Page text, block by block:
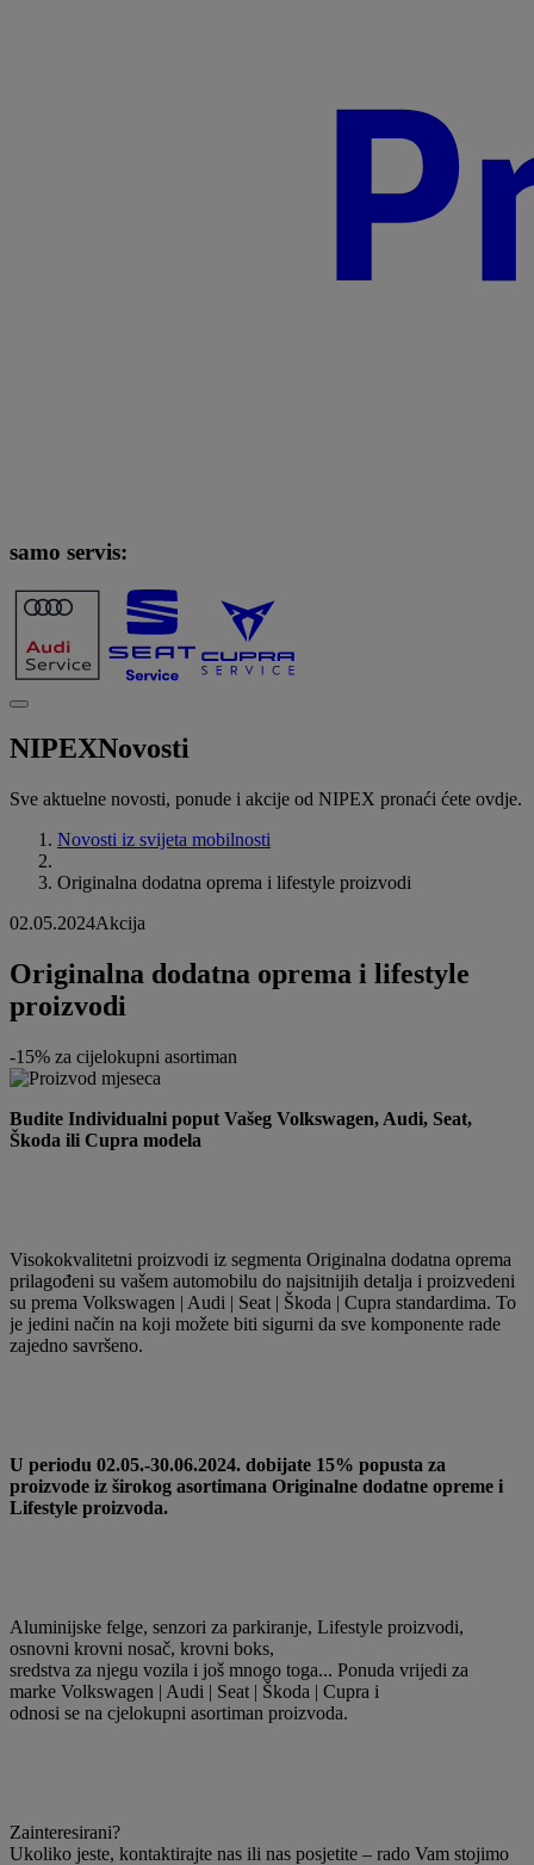
samo servis:
NIPEXNovosti
Sve aktuelne novosti, ponude i akcije od NIPEX pronaći ćete ovdje.
Novosti iz svijeta mobilnosti
Originalna dodatna oprema i lifestyle proizvodi
02.05.2024Akcija
Originalna dodatna oprema i lifestyle
proizvodi
-15% za cijelokupni asortiman
Budite Individualni poput Vašeg Volkswagen, Audi, Seat,
Škoda ili Cupra modela
Visokokvalitetni proizvodi iz segmenta Originalna dodatna oprema
prilagođeni su vašem automobilu do najsitnijih detalja i proizvedeni
su prema Volkswagen | Audi | Seat | Škoda | Cupra standardima. To
je jedini način na koji možete biti sigurni da sve komponente rade
zajedno savršeno.
U periodu 02.05.-30.06.2024. dobijate 15% popusta za
proizvode iz širokog asortimana Originalne dodatne opreme i
Lifestyle proizvoda.
Aluminijske felge, senzori za parkiranje, Lifestyle proizvodi,
osnovni krovni nosač, krovni boks,
sredstva za njegu vozila i još mnogo toga... Ponuda vrijedi za
marke Volkswagen | Audi | Seat | Škoda | Cupra i
odnosi se na cjelokupni asortiman proizvoda.
Zainteresirani?
Ukoliko jeste, kontaktirajte nas ili nas posjetite – rado Vam stojimo